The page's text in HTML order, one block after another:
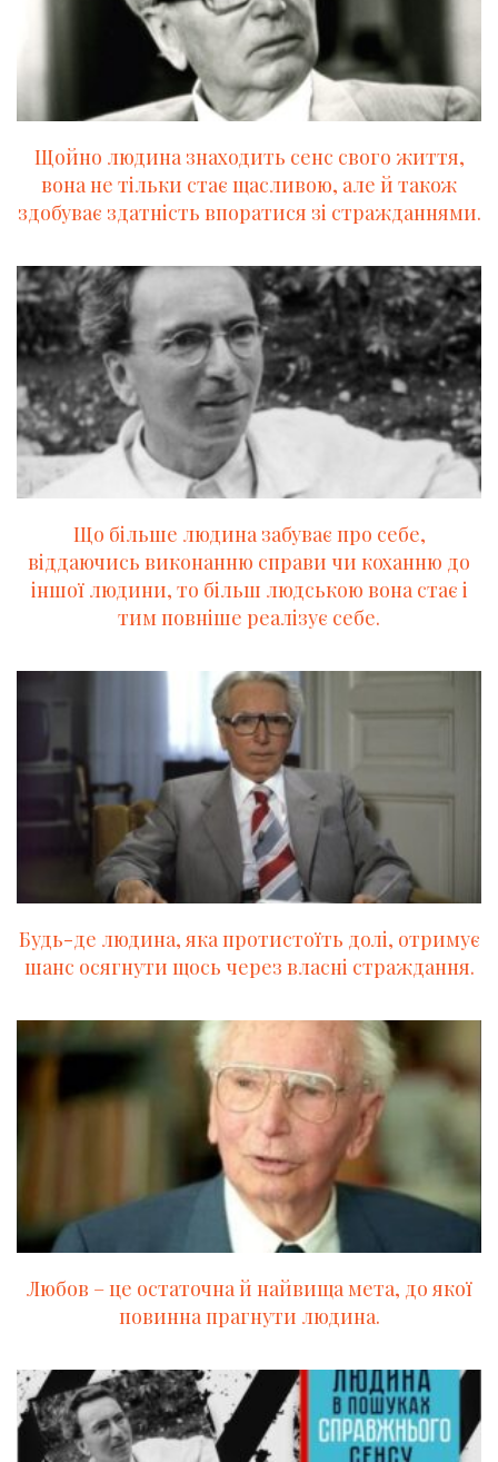
Щойно людина знаходить сенс свого життя,
вона не тільки стає щасливою, але й також
здобуває здатність впоратися зі стражданнями.
Що більше людина забуває про себе,
віддаючись виконанню справи чи коханню до
іншої людини, то більш людською вона стає і
тим повніше реалізує себе.
Будь-де людина, яка протистоїть долі, отримує
шанс осягнути щось через власні страждання.
Любов – це остаточна й найвища мета, до якої
повинна прагнути людина.